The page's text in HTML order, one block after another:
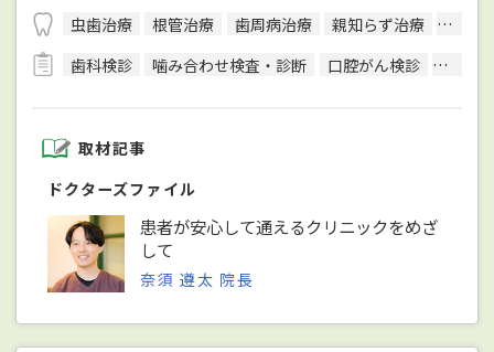
虫歯治療 根管治療 歯周病治療 親知らず治療
顎関
歯科検診
噛み合わせ検査・診断 口腔がん検診 CT検査
取材記事
ドクターズファイル
患者が安心して通えるクリニックをめざ
して
奈須 遵太 院長